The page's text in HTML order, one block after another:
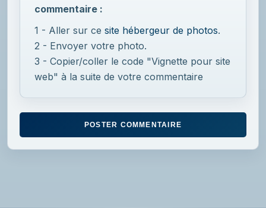
commentaire :
1 - Aller sur ce site hébergeur de photos.
2 - Envoyer votre photo.
3 - Copier/coller le code "Vignette pour site
web" à la suite de votre commentaire